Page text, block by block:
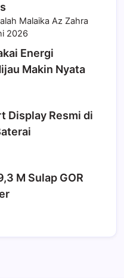
Malaika Az Zahra
2026
Energi
Makin Nyata
Display Resmi di
M Sulap GOR